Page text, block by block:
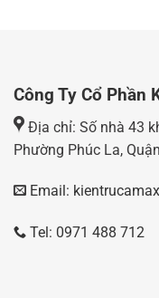
Công Ty Cổ Phần
Địa chỉ: Số nhà 43
Phường Phúc La,
Email:
Tel: 0971 488 712